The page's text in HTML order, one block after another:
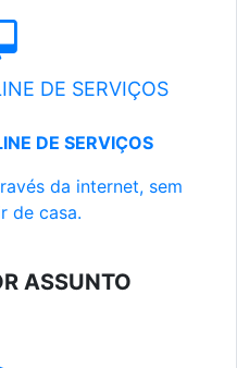
DE SERVIÇOS
DE SERVIÇOS
da internet, sem
de casa.
ASSUNTO